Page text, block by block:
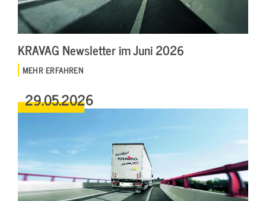
KRAVAG Newsletter im Juni 2026
MEHR ERFAHREN
29.05.2026